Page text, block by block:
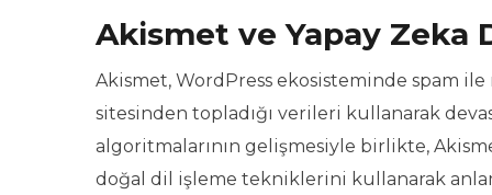
Akismet ve Yapay
Akismet, WordPress ekosisteminde spam
sitesinden topladığı verileri kullanarak
algoritmalarının gelişmesiyle birlikte,
doğal dil işleme tekniklerini kullanarak